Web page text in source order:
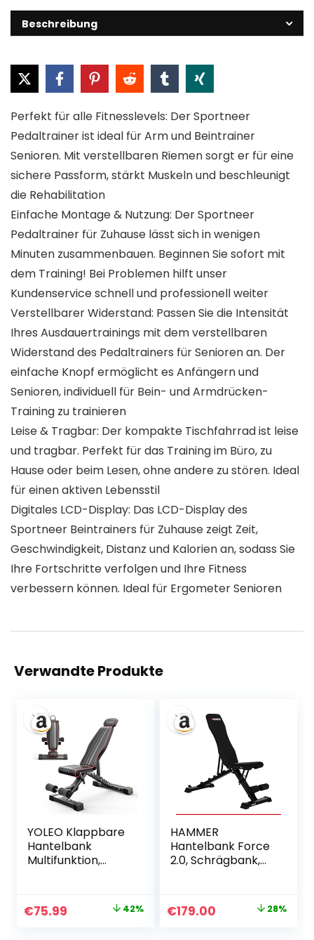
Beschreibung
Perfekt für alle Fitnesslevels: Der Sportneer
Pedaltrainer ist ideal für Arm und Beintrainer
Senioren. Mit verstellbaren Riemen sorgt er für eine
sichere Passform, stärkt Muskeln und beschleunigt
die Rehabilitation
Einfache Montage & Nutzung: Der Sportneer
Pedaltrainer für Zuhause lässt sich in wenigen
Minuten zusammenbauen. Beginnen Sie sofort mit
dem Training! Bei Problemen hilft unser
Kundenservice schnell und professionell weiter
Verstellbarer Widerstand: Passen Sie die Intensität
Ihres Ausdauertrainings mit dem verstellbaren
Widerstand des Pedaltrainers für Senioren an. Der
einfache Knopf ermöglicht es Anfängern und
Senioren, individuell für Bein- und Armdrücken-
Training zu trainieren
Leise & Tragbar: Der kompakte Tischfahrrad ist leise
und tragbar. Perfekt für das Training im Büro, zu
Hause oder beim Lesen, ohne andere zu stören. Ideal
für einen aktiven Lebensstil
Digitales LCD-Display: Das LCD-Display des
Sportneer Beintrainers für Zuhause zeigt Zeit,
Geschwindigkeit, Distanz und Kalorien an, sodass Sie
Ihre Fortschritte verfolgen und Ihre Fitness
verbessern können. Ideal für Ergometer Senioren
Verwandte Produkte
YOLEO Klappbare
Hantelbank
Multifunktion,
mit Ständern für
zuhause,
Ursprünglicher
€75.99 Aktueller42%
HAMMER
Hantelbank Force
2.0, Schrägbank,
vormontiert, 200
kg
Ursprünglicher
€179.00 Aktueller28%